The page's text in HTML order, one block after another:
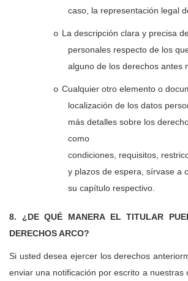
caso, la representación legal
o La descripción clara y precisa
personales respecto de los
alguno de los derechos antes
o Cualquier otro elemento o
localización de los datos
más detalles sobre los
como
condiciones, requisitos,
y plazos de espera, sírvase a
su capítulo respectivo.
8. ¿DE QUÉ MANERA EL TITULAR
DERECHOS ARCO?
Si usted desea ejercer los derechos
enviar una notificación por escrito a nuestras